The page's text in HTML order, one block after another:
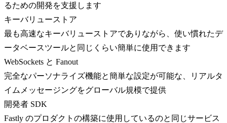
るための開発を支援します
キーバリューストア
最も高速なキーバリューストアでありながら、使い慣れたデ
ータベースツールと同じくらい簡単に使用できます
WebSockets と Fanout
完全なパーソナライズ機能と簡単な設定が可能な、リアルタ
イムメッセージングをグローバル規模で提供
開発者 SDK
Fastly のプロダクトの構築に使用しているのと同じサービス